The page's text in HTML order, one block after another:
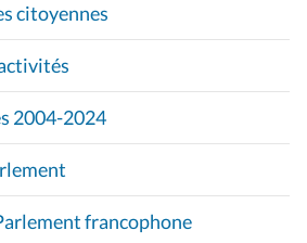
citoyennes
2004-2024
francophone